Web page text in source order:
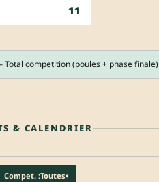
11
competition (poules + phase finale)
& CALENDRIER
Compet. :Toutes▾